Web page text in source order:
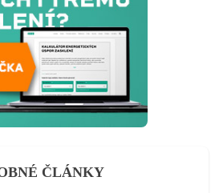
ČLÁNKY